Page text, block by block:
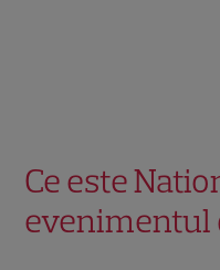
Ce este
evenimentul